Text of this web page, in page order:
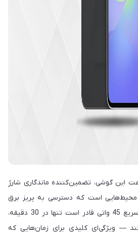
ساعت این گوشی، تضمین‌کننده ماندگاری شارژ
محیط‌هایی است که دسترسی به پریز برق
محدود است. فناوری شارژ سریع 45 واتی قادر است تنها در 30 دقیقه،
— ویژگی‌ای کلیدی برای زمان‌هایی که